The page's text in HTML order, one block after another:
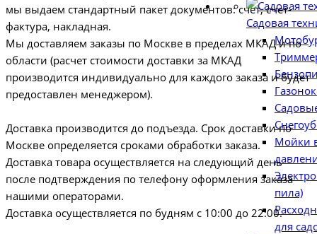
Садовая
Мойки
пила)
для
мы выдаем стандартный пакет документов: счет, счет-
фактура, накладная.
Мы доставляем заказы по Москве в пределах МКАД и по
области (расчет стоимости доставки за МКАД
производится индивидуально для каждого заказа и будет
предоставлен менеджером).
Доставка производится до подъезда. Срок доставки по
Москве определяется сроками обработки заказа.
Доставка товара осуществляется на следующий день
после подтверждения по телефону оформления заказа
нашими операторами.
Доставка осуществляется по будням с 10:00 до 22:00.